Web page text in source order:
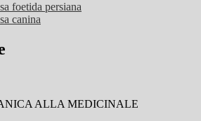
foetida persiana
canina
ALLA MEDICINALE